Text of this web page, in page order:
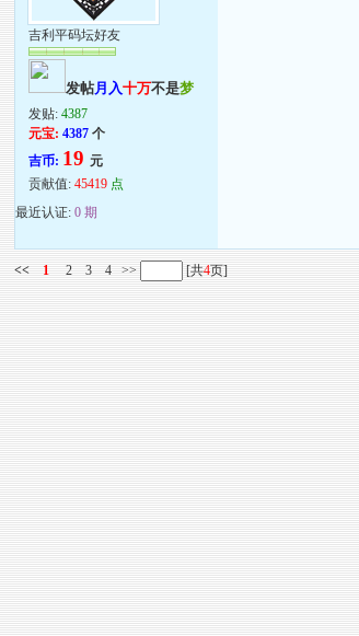
吉利平码坛好友
发帖月入十万不是梦
发贴:4387
元宝: 4387个
吉币: 19元
贡献值:45419 点
最近认证:0 期
<< 1 2 3 4 >> [共4页]